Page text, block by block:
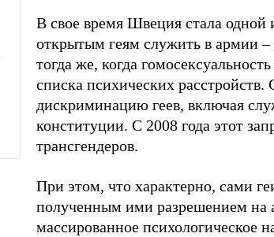
В свое время Швеция стала
открытым геям служить в армии –
тогда же, когда
списка психических расстройств.
дискриминацию геев, включая
конституции. С 2008 года этот
трансгендеров.
При этом, что характерно, сами
полученным ими разрешением на
массированное психологическое